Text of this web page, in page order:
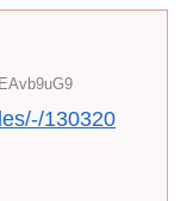
130320